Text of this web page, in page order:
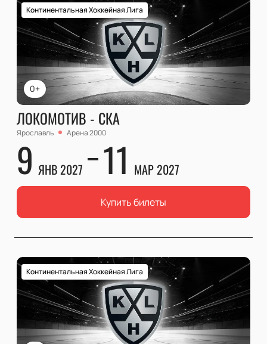
0+
Континентальная Хоккейная Лига
ЛОКОМОТИВ - СКА
Ярославль Арена 2000
9 ЯНВ 2027 11 МАР 2027
Купить билеты
Континентальная Хоккейная Лига